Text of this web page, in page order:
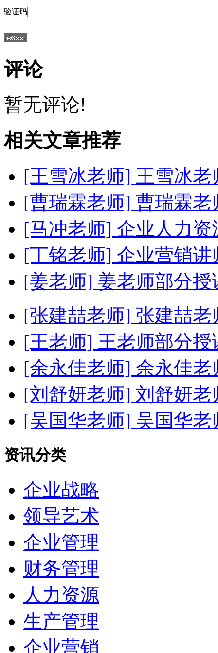
验证码
评论
暂无评论!
相关文章推荐
[王雪冰老师] 王雪冰老
[曹瑞霖老师] 曹瑞霖老
[马冲老师] 企业人力
[丁铭老师] 企业营销
[姜老师] 姜老师部分授
[张建喆老师] 张建喆老
[王老师] 王老师部分
[余永佳老师] 余永佳老
[刘舒妍老师] 刘舒妍老
[吴国华老师] 吴国华老
资讯分类
企业战略
领导艺术
企业管理
财务管理
人力资源
生产管理
企业营销